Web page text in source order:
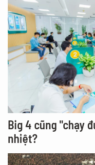
Big 4 cũng "chạy
nhiệt?